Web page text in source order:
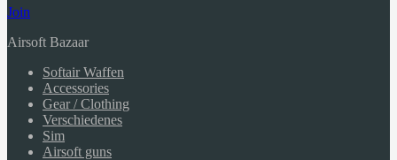
Join
Airsoft Bazaar
Softair Waffen
Accessories
Gear / Clothing
Verschiedenes
Sim
Airsoft guns